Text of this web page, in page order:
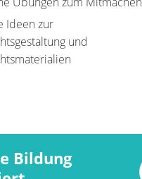
Ideen zur
und
Bildung